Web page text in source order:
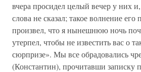
вчера просидел целый вечер у них
слова не сказал; такое волнение его
произвел, что я нынешнюю ночь
утерпел, чтобы не известить вас о
сюрпризе». Мы все обрадовались
(Константин), прочитавши записку